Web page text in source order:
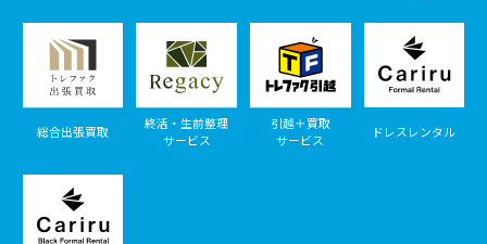
総合出張買取
終活・生前整理
サービス
引越＋買取
サービス
ドレスレンタル